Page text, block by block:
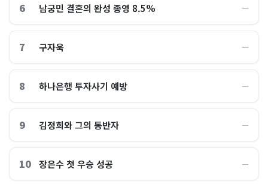
6 남궁민 결혼의 완성 종영 8.5% ―
7 구자욱 ―
8 하나은행 투자사기 예방 ―
9 김정희와 그의 동반자 ―
10 장은수 첫 우승 성공 ―